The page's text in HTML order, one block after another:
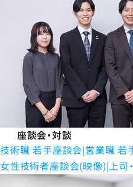
座談会・対談
技術職 若手座談会 営業職 若
女性技術者座談会(映像) 上司